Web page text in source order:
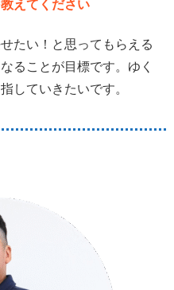
えてください
たい！と思ってもらえる
ることが目標です。ゆく
していきたいです。